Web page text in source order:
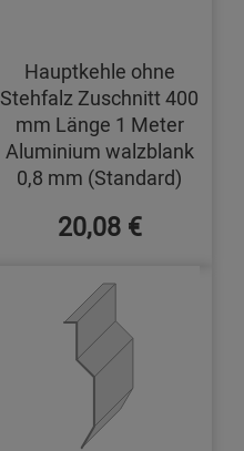
Hauptkehle ohne
Stehfalz Zuschnitt 400
mm Länge 1 Meter
Aluminium walzblank
0,8 mm (Standard)
20,08 €